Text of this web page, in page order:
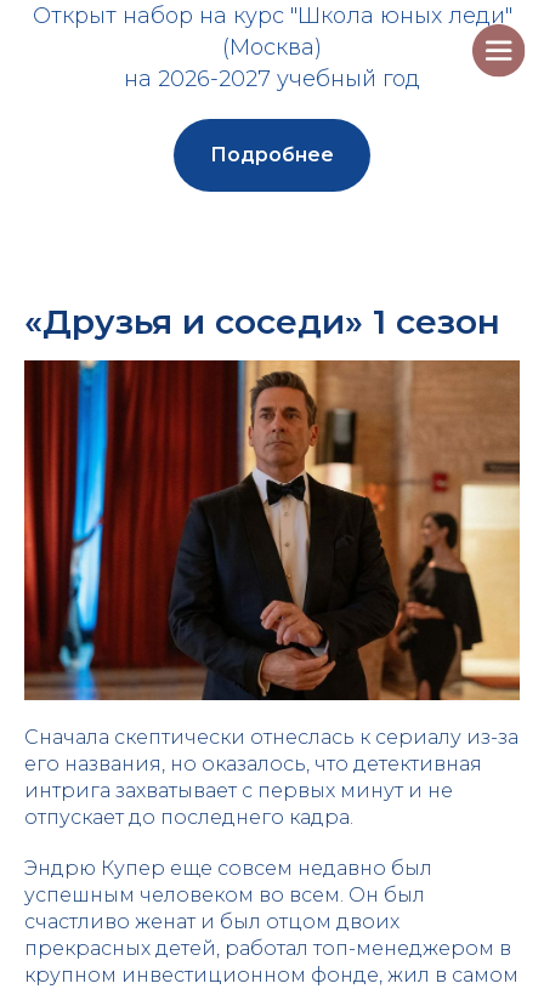
Открыт набор на курс "Школа юных леди"
(Москва)
на 2026-2027 учебный год
Подробнее
«Друзья и соседи» 1 сезон
Сначала скептически отнеслась к сериалу из-за
его названия, но оказалось, что детективная
интрига захватывает с первых минут и не
отпускает до последнего кадра.
Эндрю Купер еще совсем недавно был
успешным человеком во всем. Он был
счастливо женат и был отцом двоих
прекрасных детей, работал топ-менеджером в
крупном инвестиционном фонде, жил в самом